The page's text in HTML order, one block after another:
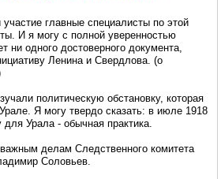
главные специалисты по этой
И я могу с полной уверенностью
ни одного достоверного документа,
Ленина и Свердлова. (о
политическую обстановку, которая
Я могу твердо сказать: в июле 1918
Урала - обычная практика.
делам Следственного комитета
Соловьев.